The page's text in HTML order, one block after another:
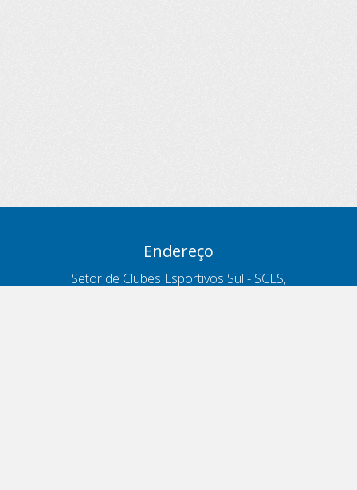
Endereço
Setor de Clubes Esportivos Sul - SCES,